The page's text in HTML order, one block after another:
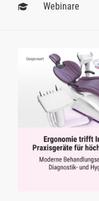
Webinare
Gesponsert